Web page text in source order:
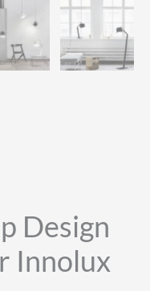
Design
Innolux